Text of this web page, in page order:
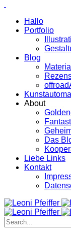
Hallo
Portfolio
Blog
About
Das
Liebe Links
Kontakt